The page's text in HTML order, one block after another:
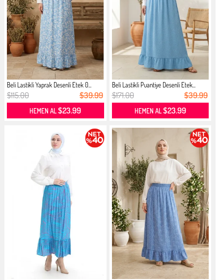
Beli Lastikli Yaprak Desenli Etek 0...
$115.00 $39.99
HEMEN AL$23.99
Beli Lastikli Puantiye Desenli Etek...
$171.00 $39.99
HEMEN AL$23.99